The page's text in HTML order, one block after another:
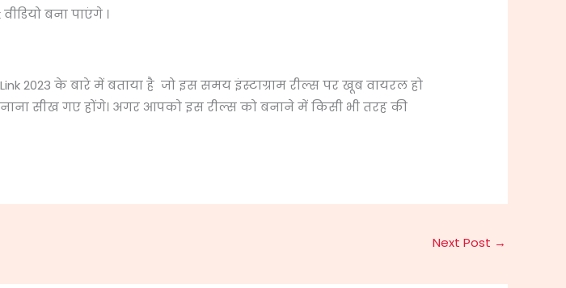
बना पाएंगे ।
2023 के बारे में बताया है जो इस समय इंस्टाग्राम रील्स पर खूब वायरल हो
सीख गए होंगे। अगर आपको इस रील्स को बनाने में किसी भी तरह की
Next Post →